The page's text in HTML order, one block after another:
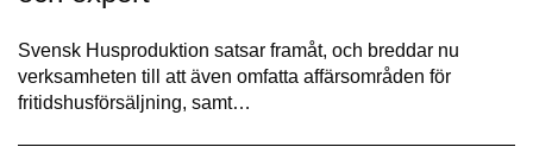
Svensk Husproduktion satsar framåt, och breddar nu
verksamheten till att även omfatta affärsområden för
fritidshusförsäljning, samt…